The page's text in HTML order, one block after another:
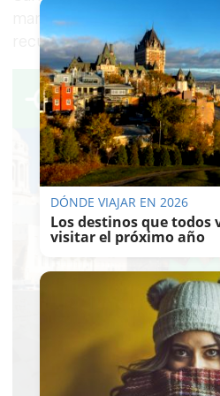
mandarle "todo nuestro
recuperación para
DÓNDE VIAJAR EN 2026
Los destinos que todos
visitar el próximo año